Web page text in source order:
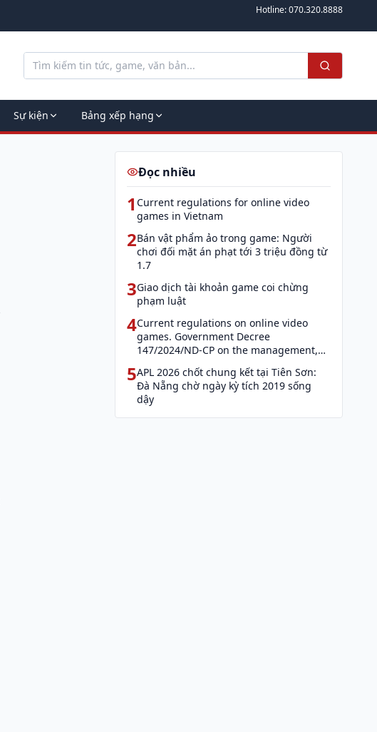
Hotline:070.320.8888
Sự kiện Bảng xếp hạng
Đọc nhiều
1 Current regulations for online video
games in Vietnam
2Bán vật phẩm ảo trong game: Người
chơi đối mặt án phạt tới 3 triệu đồng từ
1.7
3Giao dịch tài khoản game coi chừng
phạm luật
4Current regulations on online video
games. Government Decree
147/2024/ND-CP on the management,
and cyber information (Decree 147)
5APL 2026 chốt chung kết tại Tiên Sơn:
Đà Nẵng chờ ngày kỳ tích 2019 sống
dậy